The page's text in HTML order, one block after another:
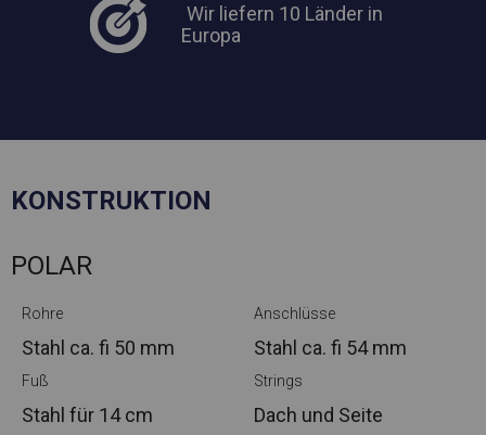
Wir liefern 10 Länder in
Europa
KONSTRUKTION
POLAR
Rohre
Stahl ca. fi 50 mm
Anschlüsse
Stahl ca. fi 54 mm
Fuß
Stahl für 14 cm
Strings
Dach und Seite